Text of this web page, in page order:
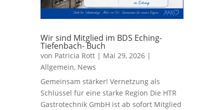
Wir sind Mitglied im BDS Eching-
Tiefenbach- Buch
von Patricia Rott| Mai 29, 2026|
Allgemein, News
Gemeinsam stärker! Vernetzung als
Schlüssel für eine starke Region Die HTR
Gastrotechnik GmbH ist ab sofort Mitglied